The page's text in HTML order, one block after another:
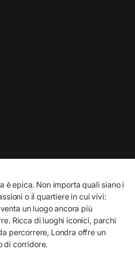
è epica. Non importa quali siano i
o il quartiere in cui vivi:
un luogo ancora più
Ricca di luoghi iconici, parchi
percorrere, Londra offre un
di corridore.